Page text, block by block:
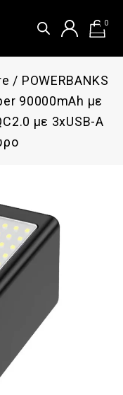
0
/ POWERBANKS
90000mAh με
με 3xUSB-A